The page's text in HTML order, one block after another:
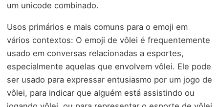
um unicode combinado.
Usos primários e mais comuns para o emoji em
vários contextos: O emoji de vôlei é frequentemente
usado em conversas relacionadas a esportes,
especialmente aquelas que envolvem vôlei. Ele pode
ser usado para expressar entusiasmo por um jogo de
vôlei, para indicar que alguém está assistindo ou